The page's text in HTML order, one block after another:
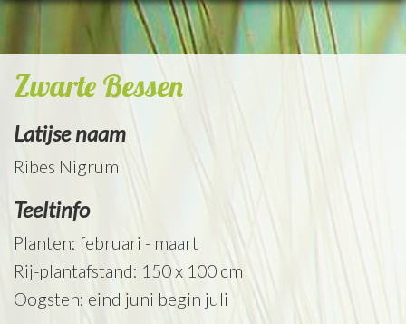
Zwarte Bessen
Latijse naam
Ribes Nigrum
Teeltinfo
Planten: februari - maart
Rij-plantafstand: 150 x 100 cm
Oogsten: eind juni begin juli